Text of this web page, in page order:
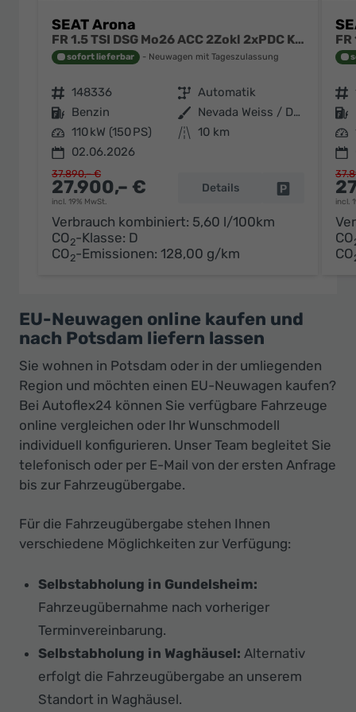
SEAT Arona
FR 1.5 TSI DSG Mo26 ACC 2Zokl 2xPDC Kam SHZ Full Link
sofort lieferbar Neuwagen mit Tageszulassung
Fahrzeugnr. 148336 Getriebe Automatik
Kraftstoff Benzin Außenfarbe
Nevada Weiss / Dach Schwarz
Leistung 110 kW (150 PS) Kilometerstand 10 km
02.06.2026
27.900,– €
incl. 19% MwSt.
37.890,– €
Details Fahrzeug
Verbrauch kombiniert: 5,60 l/100km
CO2-Klasse: D
CO2-Emissionen: 128,00 g/km
Fahrzeugnr.
Kraftstoff
Leistung
incl.
CO
CO
EU-Neuwagen online kaufen und
nach Potsdam liefern lassen
Sie wohnen in Potsdam oder in der umliegenden
Region und möchten einen EU-Neuwagen kaufen?
Bei Autoflex24 können Sie verfügbare Fahrzeuge
online vergleichen oder Ihr Wunschmodell
individuell konfigurieren. Unser Team begleitet Sie
telefonisch oder per E-Mail von der ersten Anfrage
bis zur Fahrzeugübergabe.
Für die Fahrzeugübergabe stehen Ihnen
verschiedene Möglichkeiten zur Verfügung:
Selbstabholung in Gundelsheim:
Fahrzeugübernahme nach vorheriger
Terminvereinbarung.
Selbstabholung in Waghäusel: Alternativ
erfolgt die Fahrzeugübergabe an unserem
Standort in Waghäusel.